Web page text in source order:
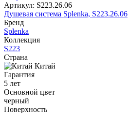
Артикул: S223.26.06
Душевая система Splenka, S223.26.06
Бренд
Splenka
Коллекция
S223
Страна
Китай
Гарантия
5 лет
Основной цвет
черный
Поверхность